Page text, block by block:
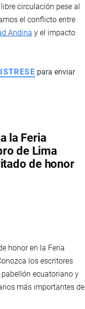
circulación pese al
el conflicto entre
Andina y el impacto
para enviar
la Feria
de Lima
de honor
honor en la Feria
los escritores
ecuatoriano y
más importantes de